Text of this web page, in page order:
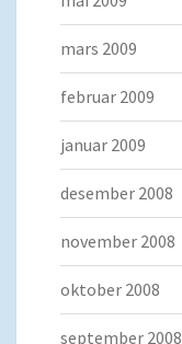
mars 2009
februar 2009
januar 2009
desember 2008
november 2008
oktober 2008
september 2008